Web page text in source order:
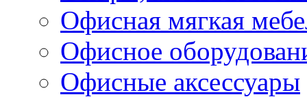
Офисная мягкая
Офисное
Офисные аксессуары